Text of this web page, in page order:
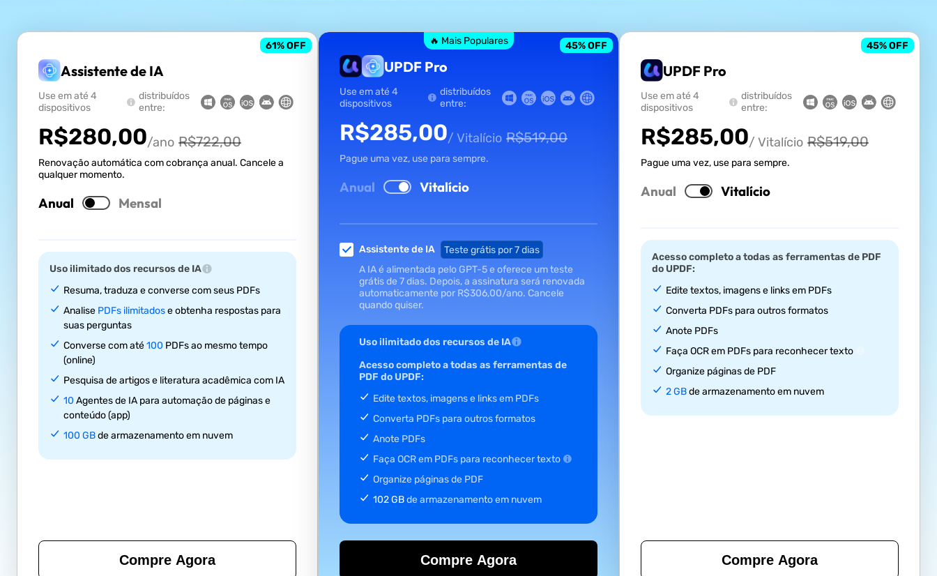
Assistente de IA
61% OFF
Use em até 4
dispositivos
distribuídos
entre:
R$280,00/ano R$722,00
Renovação automática com cobrança anual. Cancele a
qualquer momento.
Anual Mensal
Uso ilimitado dos recursos de IA
Resuma, traduza e converse com seus PDFs
Analise PDFs ilimitadose obtenha respostas para
suas perguntas
Converse com até100 PDFs ao mesmo tempo
(online)
Pesquisa de artigos e literatura acadêmica com IA
10 Agentes de IA para automação de páginas e
conteúdo (app)
100 GBde armazenamento em nuvem
Compre Agora
🔥 Mais Populares
UPDF Pro
45% OFF
Use em até 4
dispositivos
distribuídos
entre:
R$285,00/ Vitalício R$519,00
Pague uma vez, use para sempre.
Anual Vitalício
Assistente de IA
Teste grátis por 7 dias
A IA é alimentada pelo GPT-5 e oferece um teste
grátis de 7 dias. Depois, a assinatura será renovada
automaticamente por R$306,00/ano. Cancele
quando quiser.
Uso ilimitado dos recursos de IA
Acesso completo a todas as ferramentas de
PDF do UPDF:
Edite textos, imagens e links em PDFs
Converta PDFs para outros formatos
Anote PDFs
Faça OCR em PDFs para reconhecer texto
Organize páginas de PDF
102 GBde armazenamento em nuvem
Compre Agora
UPDF Pro
45% OFF
Use em até 4
dispositivos
distribuídos
entre:
R$285,00/ Vitalício R$519,00
Pague uma vez, use para sempre.
Anual Vitalício
Acesso completo a todas as ferramentas de PDF
do UPDF:
Edite textos, imagens e links em PDFs
Converta PDFs para outros formatos
Anote PDFs
Faça OCR em PDFs para reconhecer texto
Organize páginas de PDF
2 GBde armazenamento em nuvem
Compre Agora